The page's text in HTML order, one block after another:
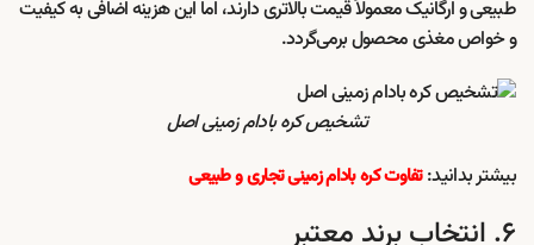
طبیعی و ارگانیک معمولاً قیمت بالاتری دارند، اما این هزینه اضافی به کیفیت
و خواص مغذی محصول برمی‌گردد.
تشخیص کره بادام زمینی اصل
بیشتر بدانید:تفاوت کره بادام زمینی تجاری و طبیعی
۶. انتخاب برند معتبر